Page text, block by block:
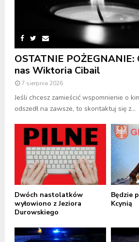
OSTATNIE POŻEGNANIE:
nas Wiktoria Cibail
7 sierpnia 2026
Jeśli chcesz zamieścić wspomnienie o
odszedł na zawsze, to skontaktuj się z...
Dwóch nastolatków
wyłowiono z Jeziora
Durowskiego
Będzie
Kcynią